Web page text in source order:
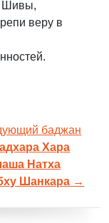
Шивы,
веру в
баджан
Хара
Натха
Шанкара →